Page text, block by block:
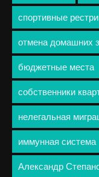
спортивные
отмена домашних
бюджетные места
собственники
нелегальная
иммунная система
Александр